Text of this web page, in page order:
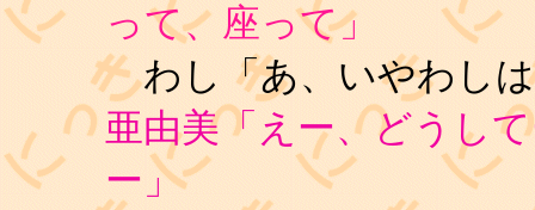
って、座って」
わし「あ、いやわし
亜由美「えー、どうし
ー」